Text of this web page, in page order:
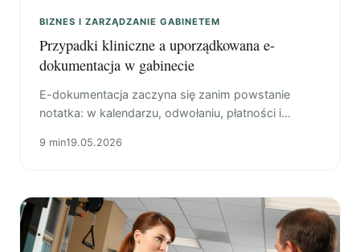
BIZNES I ZARZĄDZANIE GABINETEM
Przypadki kliniczne a uporządkowana e-
dokumentacja w gabinecie
E-dokumentacja zaczyna się zanim powstanie
notatka: w kalendarzu, odwołaniu, płatności i
sprawa nie rozpadała się na SMS-y, przelewy i
9 min19.05.2026